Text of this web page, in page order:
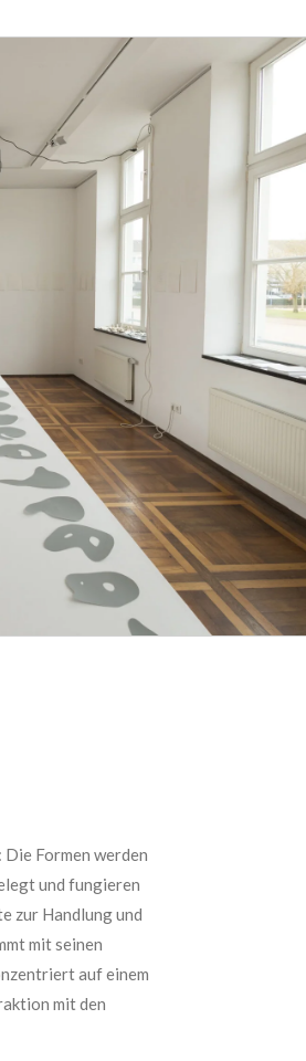
Formen werden
und fungieren
zur Handlung und
mit seinen
auf einem
mit den